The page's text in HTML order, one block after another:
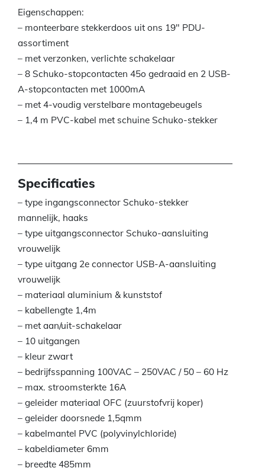
Eigenschappen:
– monteerbare stekkerdoos uit ons 19″ PDU-
assortiment
– met verzonken, verlichte schakelaar
– 8 Schuko-stopcontacten 45o gedraaid en 2 USB-
A-stopcontacten met 1000mA
– met 4-voudig verstelbare montagebeugels
– 1,4 m PVC-kabel met schuine Schuko-stekker
Specificaties
– type ingangsconnector Schuko-stekker
mannelijk, haaks
– type uitgangsconnector Schuko-aansluiting
vrouwelijk
– type uitgang 2e connector USB-A-aansluiting
vrouwelijk
– materiaal aluminium & kunststof
– kabellengte 1,4m
– met aan/uit-schakelaar
– 10 uitgangen
– kleur zwart
– bedrijfsspanning 100VAC – 250VAC / 50 – 60 Hz
– max. stroomsterkte 16A
– geleider materiaal OFC (zuurstofvrij koper)
– geleider doorsnede 1,5qmm
– kabelmantel PVC (polyvinylchloride)
– kabeldiameter 6mm
– breedte 485mm